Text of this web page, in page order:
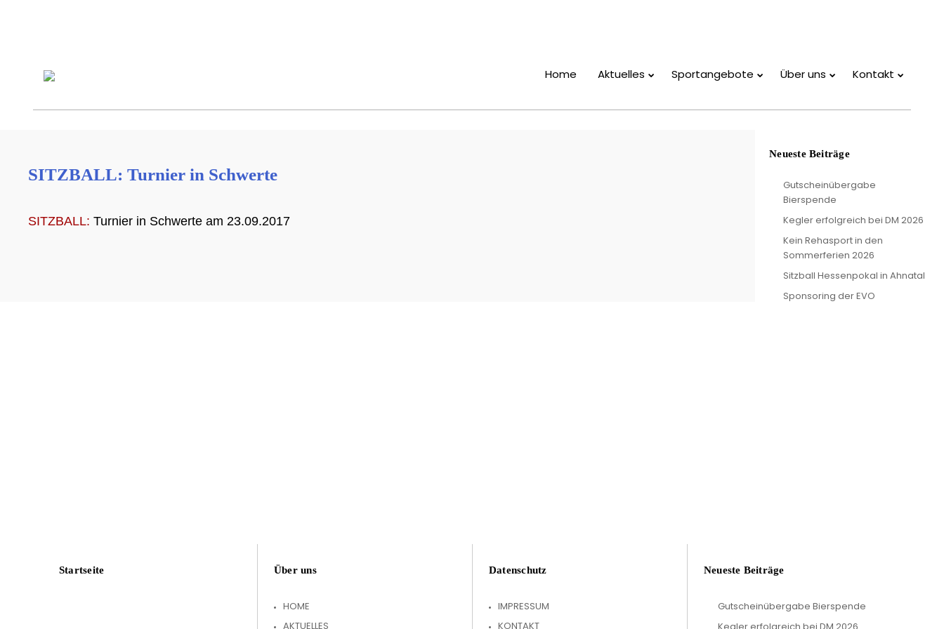
Home Aktuelles Sportangebote Über uns Kontakt
SITZBALL: Turnier in Schwerte
SITZBALL: Turnier in Schwerte am 23.09.2017
Neueste Beiträge
Gutscheinübergabe
Bierspende
Kegler erfolgreich bei DM 2026
Kein Rehasport in den
Sommerferien 2026
Sitzball Hessenpokal in Ahnatal
Sponsoring der EVO
Startseite Über uns
HOME
AKTUELLES
Datenschutz
IMPRESSUM
KONTAKT
Neueste Beiträge
Gutscheinübergabe Bierspende